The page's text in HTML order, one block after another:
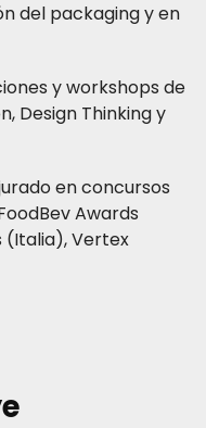
del packaging y en
y workshops de
Design Thinking y
en concursos
Awards
(Italia), Vertex